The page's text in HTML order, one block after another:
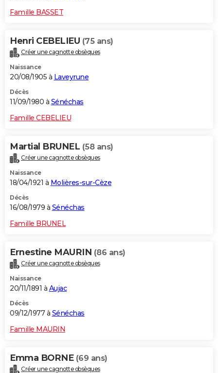
Famille BASSET
Henri CEBELIEU (75 ans)
Créer une cagnotte obsèques
Naissance
20/08/1905 à Laveyrune
Décès
11/09/1980 à Sénéchas
Famille CEBELIEU
Martial BRUNEL (58 ans)
Créer une cagnotte obsèques
Naissance
18/04/1921 à Molières-sur-Cèze
Décès
16/08/1979 à Sénéchas
Famille BRUNEL
Ernestine MAURIN (86 ans)
Créer une cagnotte obsèques
Naissance
20/11/1891 à Aujac
Décès
09/12/1977 à Sénéchas
Famille MAURIN
Emma BORNE (69 ans)
Créer une cagnotte obsèques